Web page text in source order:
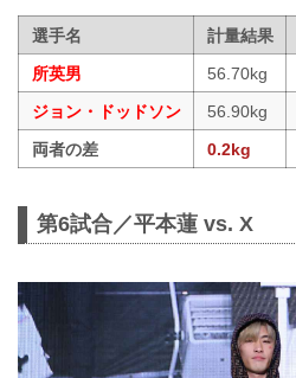
選手名 計量結果
所英男
56.70kg
ジョン・ドッドソン
56.90kg
両者の差
0.2kg
第6試合／平本蓮 vs. X